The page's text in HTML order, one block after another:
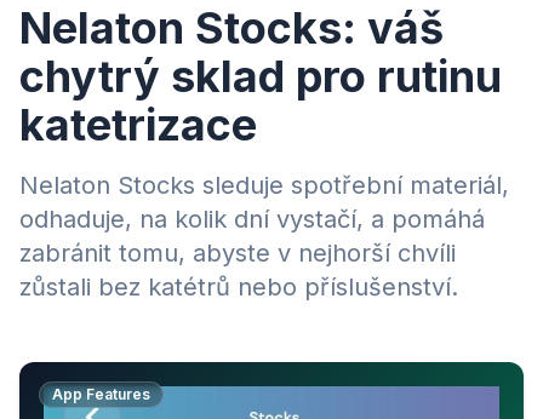
Nelaton Stocks: váš
chytrý sklad pro rutinu
katetrizace
Nelaton Stocks sleduje spotřební materiál,
odhaduje, na kolik dní vystačí, a pomáhá
zabránit tomu, abyste v nejhorší chvíli
zůstali bez katétrů nebo příslušenství.
App Features